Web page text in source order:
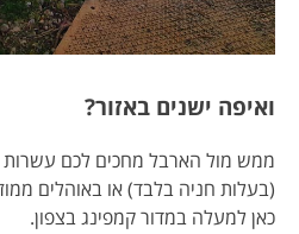
ואיפה ישנים באזור?
ממש מול הארבל מחכים לכם עשרות
(בעלות חניה בלבד) או באוהלים
כאן למעלה במדור קמפינג בצפון.